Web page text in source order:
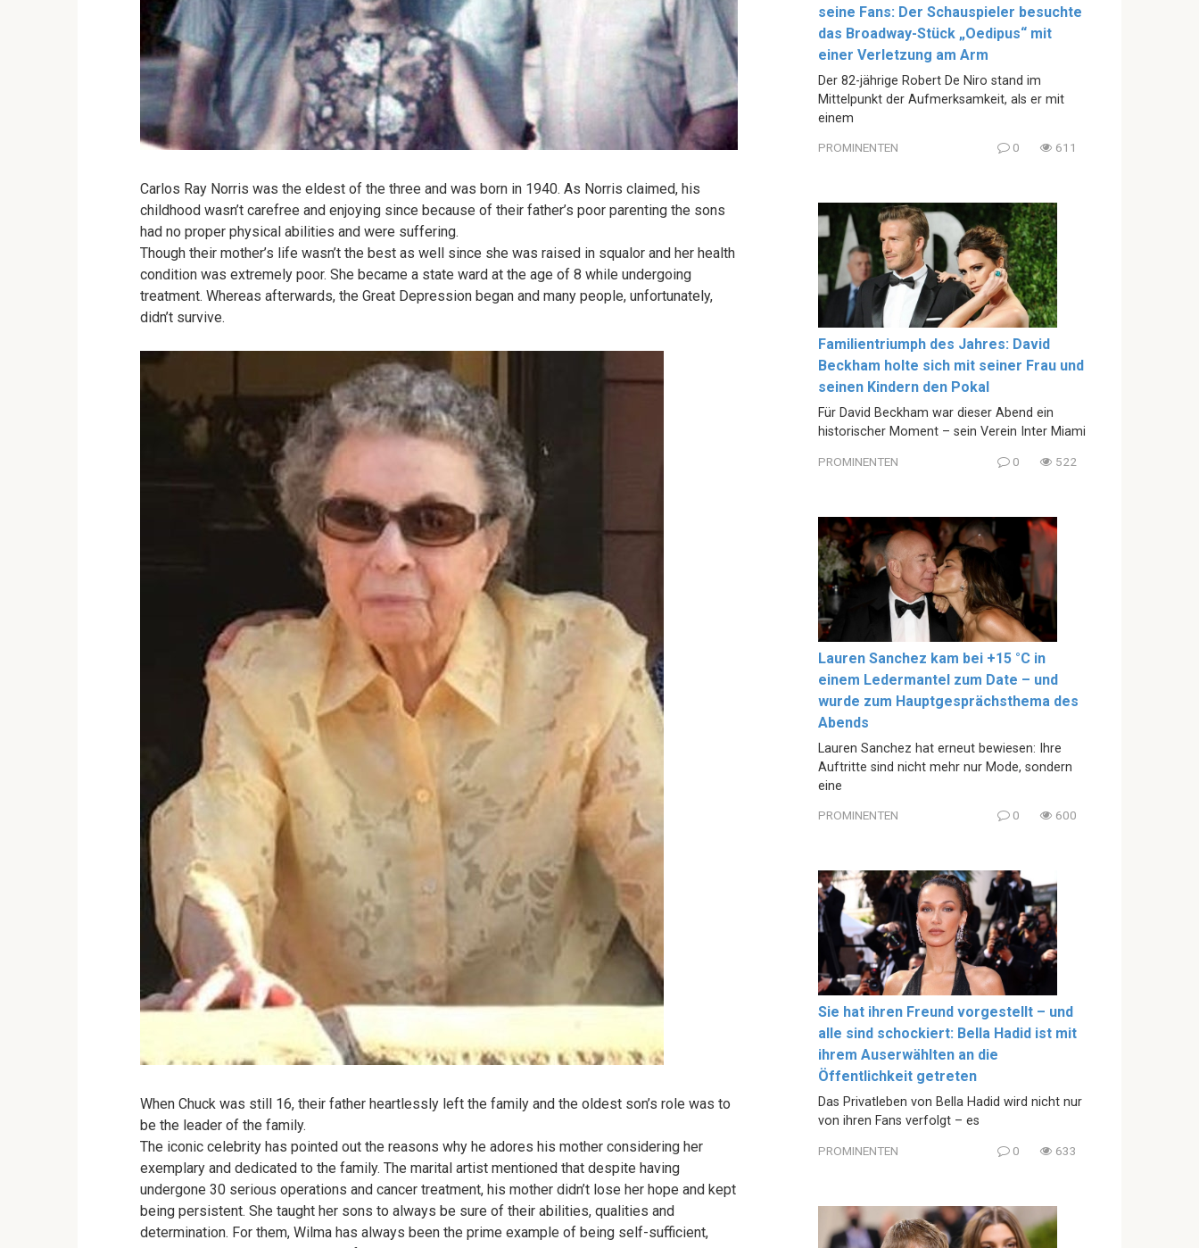
Carlos Ray Norris was the eldest of the three and was born in 1940. As Norris claimed, his
childhood wasn’t carefree and enjoying since because of their father’s poor parenting the sons
had no proper physical abilities and were suffering.
Though their mother’s life wasn’t the best as well since she was raised in squalor and her health
condition was extremely poor. She became a state ward at the age of 8 while undergoing
treatment. Whereas afterwards, the Great Depression began and many people, unfortunately,
didn’t survive.
When Chuck was still 16, their father heartlessly left the family and the oldest son’s role was to
be the leader of the family.
The iconic celebrity has pointed out the reasons why he adores his mother considering her
exemplary and dedicated to the family. The marital artist mentioned that despite having
undergone 30 serious operations and cancer treatment, his mother didn’t lose her hope and kept
being persistent. She taught her sons to always be sure of their abilities, qualities and
determination. For them, Wilma has always been the prime example of being self-sufficient,
seine Fans: Der Schauspieler besuchte
das Broadway-Stück „Oedipus“ mit
einer Verletzung am Arm
Der 82-jährige Robert De Niro stand im
Mittelpunkt der Aufmerksamkeit, als er mit
einem
PROMINENTEN 0 611
Familientriumph des Jahres: David
Beckham holte sich mit seiner Frau und
seinen Kindern den Pokal
Für David Beckham war dieser Abend ein
historischer Moment – sein Verein Inter Miami
PROMINENTEN 0 522
Lauren Sanchez kam bei +15 °C in
einem Ledermantel zum Date – und
wurde zum Hauptgesprächsthema des
Abends
Lauren Sanchez hat erneut bewiesen: Ihre
Auftritte sind nicht mehr nur Mode, sondern
eine
PROMINENTEN 0 600
Sie hat ihren Freund vorgestellt – und
alle sind schockiert: Bella Hadid ist mit
ihrem Auserwählten an die
Öffentlichkeit getreten
Das Privatleben von Bella Hadid wird nicht nur
von ihren Fans verfolgt – es
PROMINENTEN 0 633